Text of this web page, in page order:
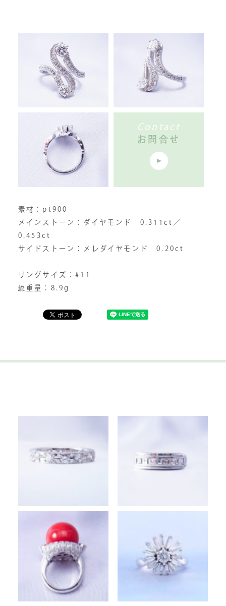
素材：pt900
メインストーン：ダイヤモンド 0.311ct／
0.453ct
サイドストーン：メレダイヤモンド 0.20ct
リングサイズ：#11
総重量：8.9g
Contact
お問合せ